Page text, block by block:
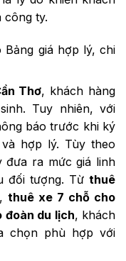
công ty.
giá hợp lý, chi
Thơ, khách hàng
Tuy nhiên, với
báo trước khi ký
hợp lý. Tùy theo
đưa ra mức giá linh
đối tượng. Từ thuê
thuê xe 7 chỗ cho
đoàn du lịch, khách
chọn phù hợp với